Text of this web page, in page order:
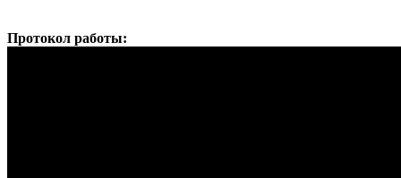
Протокол работы: